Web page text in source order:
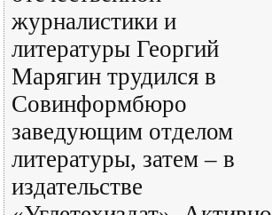
журналистики и
литературы Георгий
Марягин трудился в
Совинформбюро
заведующим отделом
литературы, затем – в
издательстве